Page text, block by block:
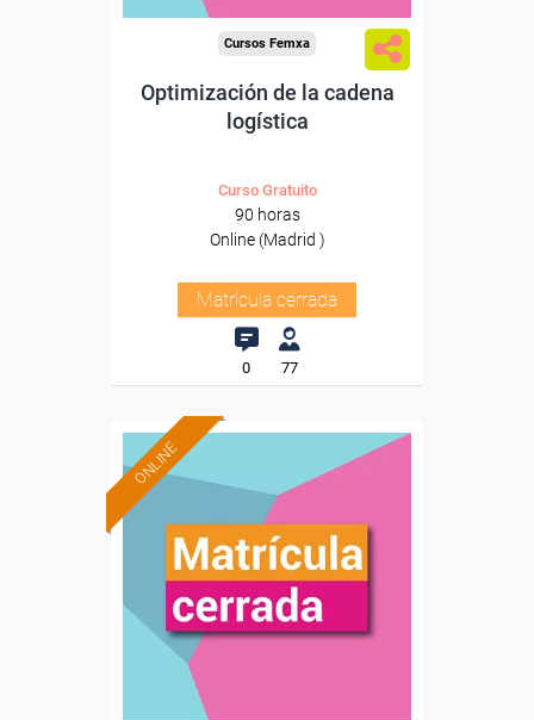
Cursos Femxa
Optimización de la cadena
logística
Curso Gratuito
90 horas
Online (Madrid )
Matrícula cerrada
0 77
ONLINE